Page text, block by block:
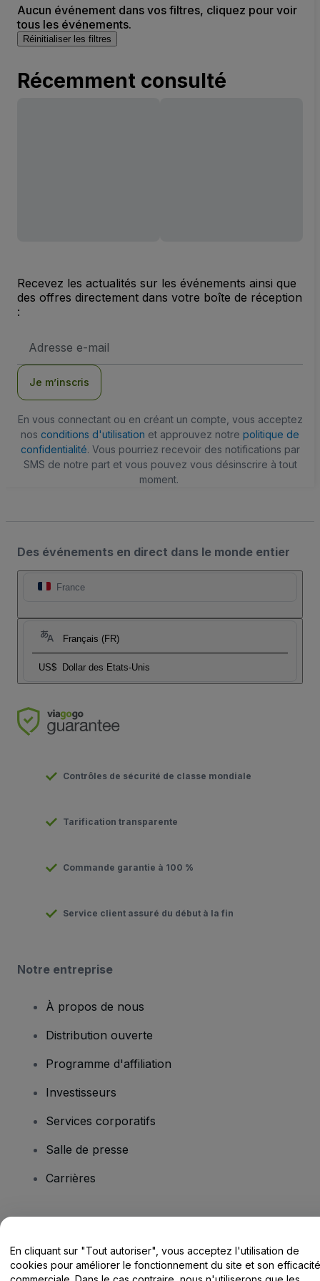
Aucun événement dans vos filtres, cliquez pour voir
tous les événements.
Réinitialiser les filtres
Récemment consulté
Recevez les actualités sur les événements ainsi que
des offres directement dans votre boîte de réception
:
e-
Je m’inscris
En vous connectant ou en créant un compte, vous acceptez
nos conditions d'utilisation et approuvez notre politique de
confidentialité. Vous pourriez recevoir des notifications par
SMS de notre part et vous pouvez vous désinscrire à tout
moment.
Des événements en direct dans le monde entier
France
Français (FR)
US$ Dollar des Etats-Unis
Contrôles de sécurité de classe mondiale
Tarification transparente
Commande garantie à 100 %
Service client assuré du début à la fin
Notre entreprise
À propos de nous
Distribution ouverte
Programme d'affiliation
Investisseurs
Services corporatifs
Salle de presse
Carrières
Centre d'assistance / Nous contacter
En cliquant sur "Tout autoriser", vous acceptez l'utilisation de
cookies pour améliorer le fonctionnement du site et son efficacité